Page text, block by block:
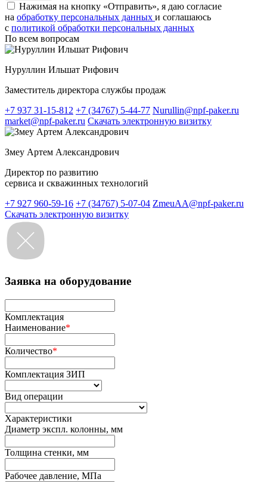
Нажимая на кнопку «Отправить», я даю согласие
на обработку персональных данных и соглашаюсь
c политикой обработки персональных данных
По всем вопросам
Нуруллин Ильшат Рифович
Заместитель директора службы продаж
+7 937 31-15-812 +7 (34767) 5-44-77 Nurullin@npf-paker.ru
market@npf-paker.ru Скачать электронную визитку
Змеу Артем Александрович
Директор по развитию
сервиса и скважинных технологий
+7 927 960-59-16 +7 (34767) 5-07-04 ZmeuAA@npf-paker.ru
Скачать электронную визитку
Заявка на оборудование
Комплектация
Наименование*
Количество*
Комплектация ЗИП
Вид операции
Характеристики
Диаметр экспл. колонны, мм
Толщина стенки, мм
Рабочее давление, МПа